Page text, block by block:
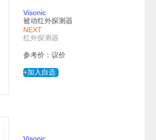
Visonic
被动红外探测器
NEXT
红外探测器
参考价：议价
+加入自选